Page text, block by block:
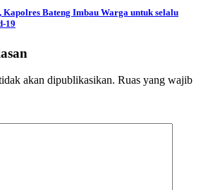
Bateng Imbau Warga untuk selalu
19
akan dipublikasikan. Ruas yang wajib